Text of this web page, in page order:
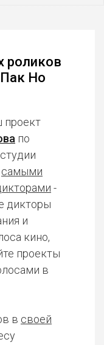
роликов
Но
по
самыми
-
дикторы
и
кино,
проекты
в
в своей